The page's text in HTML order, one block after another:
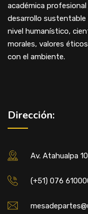
académica
desarrollo sustentable
nivel humanístico,
morales, valores
con el ambiente.
Dirección:
Av. Atahualpa
(+51) 076